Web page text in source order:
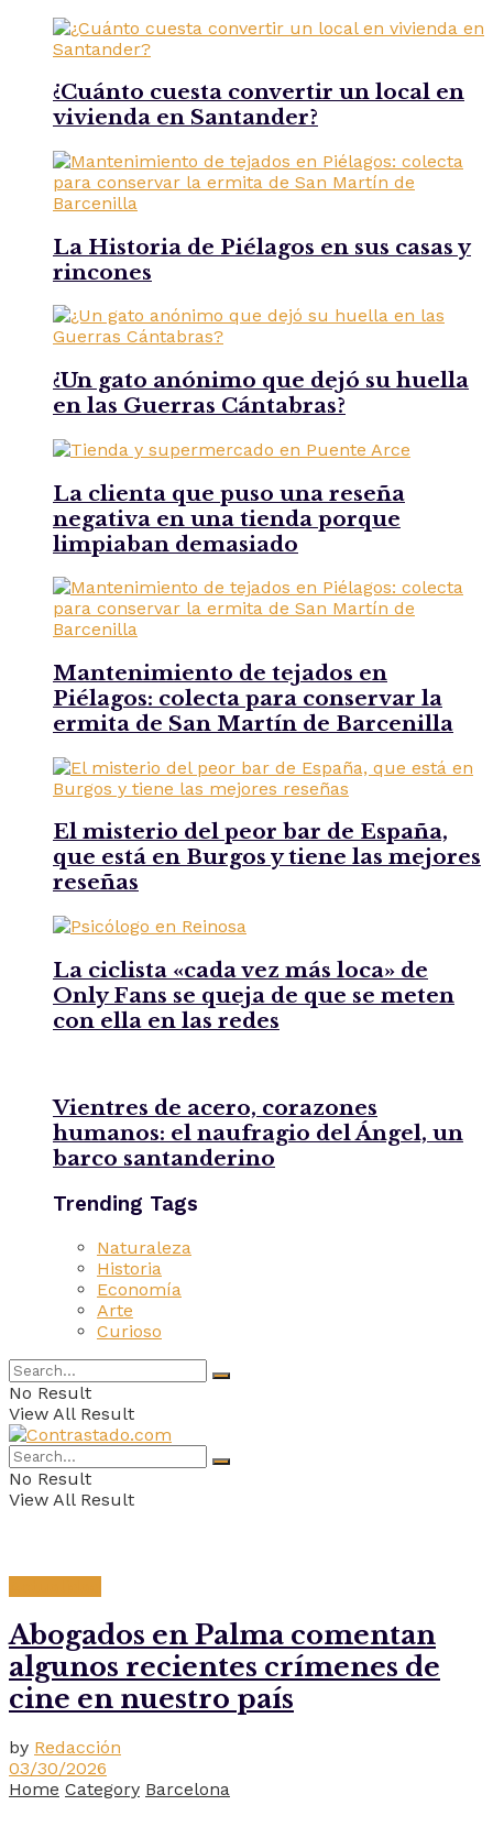
¿Cuánto cuesta convertir un local en
vivienda en Santander?
La Historia de Piélagos en sus casas y
rincones
¿Un gato anónimo que dejó su huella
en las Guerras Cántabras?
La clienta que puso una reseña
negativa en una tienda porque
limpiaban demasiado
Mantenimiento de tejados en
Piélagos: colecta para conservar la
ermita de San Martín de Barcenilla
El misterio del peor bar de España,
que está en Burgos y tiene las mejores
reseñas
La ciclista «cada vez más loca» de
Only Fans se queja de que se meten
con ella en las redes
Vientres de acero, corazones
humanos: el naufragio del Ángel, un
barco santanderino
Trending Tags
Naturaleza
Historia
Economía
Arte
Curioso
No Result
View All Result
No Result
View All Result
Abogados en Palma comentan
algunos recientes crímenes de
cine en nuestro país
by Redacción
03/30/2026
Home Category Barcelona